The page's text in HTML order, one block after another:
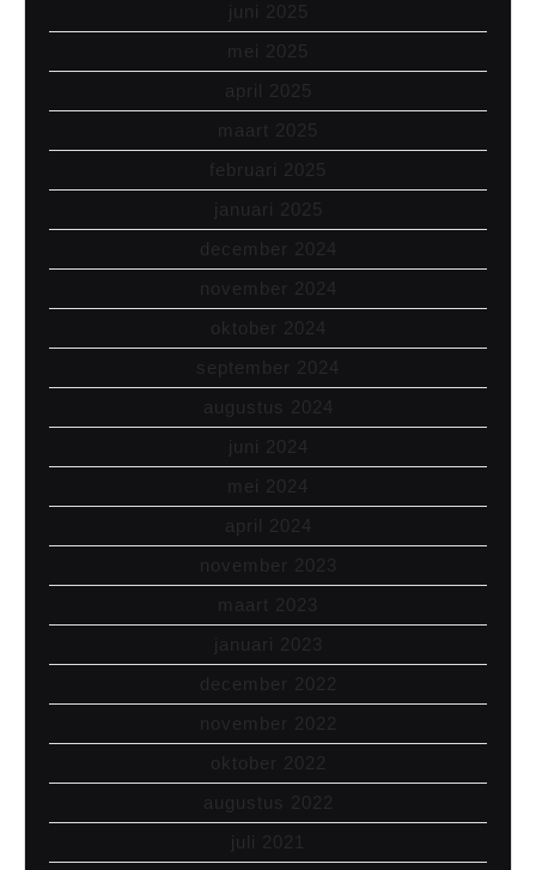
juni 2025
mei 2025
april 2025
maart 2025
februari 2025
januari 2025
december 2024
november 2024
oktober 2024
september 2024
augustus 2024
juni 2024
mei 2024
april 2024
november 2023
maart 2023
januari 2023
december 2022
november 2022
oktober 2022
augustus 2022
juli 2021